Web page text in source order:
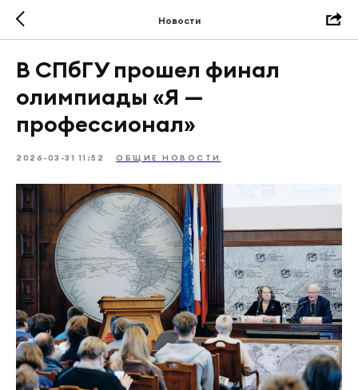
Новости
В СПбГУ прошел финал
олимпиады «Я —
профессионал»
2026-03-31 11:52 ОБЩИЕ НОВОСТИ